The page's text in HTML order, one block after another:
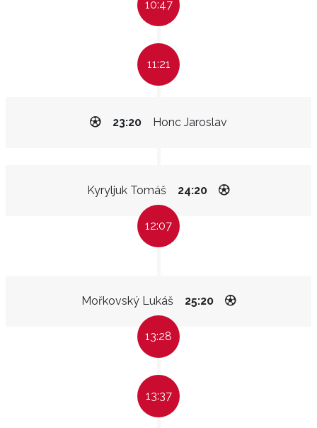
10:47
11:21
Honc Jaroslav
23:20
Kyryljuk Tomáš 24:20
12:07
Mořkovský Lukáš 25:20
13:28
13:37